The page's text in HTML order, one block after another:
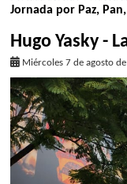
Jornada por Paz,
Hugo Yasky -
Miércoles 7 de agosto